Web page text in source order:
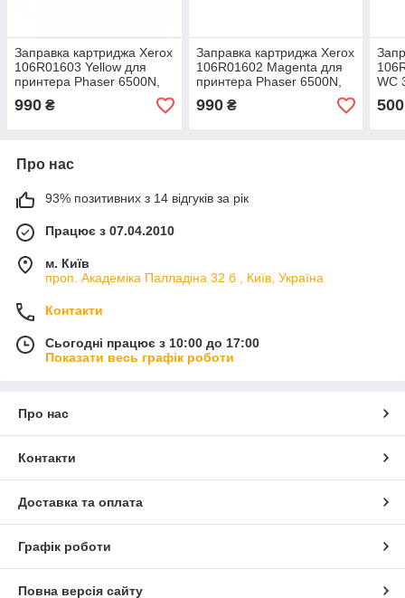
Заправка картриджа Xerox
106R01603 Yellow для
принтера Phaser 6500N,
6500DN, WC 6505N,
6505DN
990 ₴
Заправка картриджа Xerox
106R01602 Magenta для
принтера Phaser 6500N,
6500DN, WC 6505N,
6505DN
990₴
WC
500
Про нас
93% позитивних з 14 відгуків за рік
Працює з 07.04.2010
м. Київ
проп. Академіка Палладіна 32 б , Київ, Україна
Контакти
Сьогодні працює з 10:00 до 17:00
Показати весь графік роботи
Про нас
Контакти
Доставка та оплата
Графік роботи
Повна версія сайту